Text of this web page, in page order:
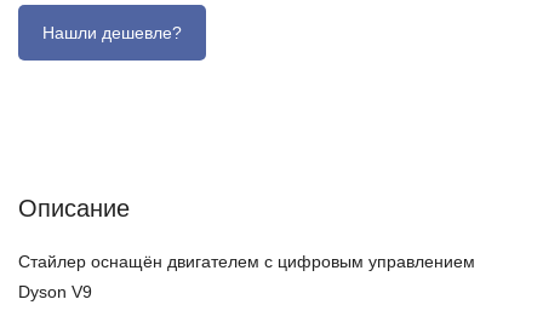
Описание
Стайлер оснащён двигателем с цифровым управлением
Dyson V9